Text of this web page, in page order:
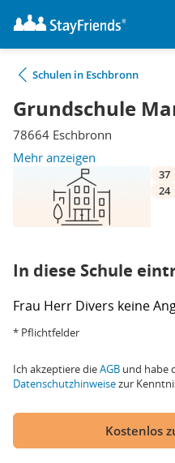
Schulen in Eschbronn
Grundschule
78664 Eschbronn
Mehr anzeigen
37
24
In diese Schule
Frau Herr Divers keine
* Pflichtfelder
Ich akzeptiere dieAGB und habe
Datenschutzhinweisezur
Kostenlos